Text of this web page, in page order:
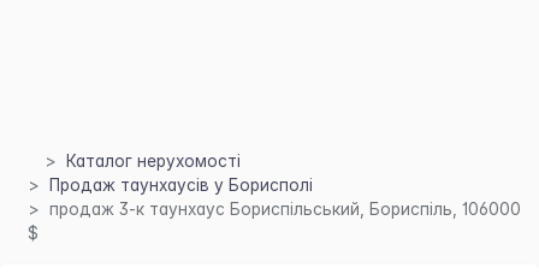
Каталог нерухомості
Продаж таунхаусів у Борисполі
продаж 3-к таунхаус Бориспільський, Бориспіль, 106000
$